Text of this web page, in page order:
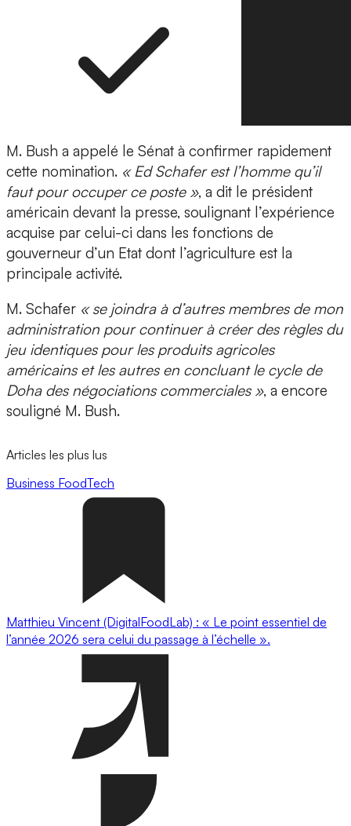
M. Bush a appelé le Sénat à confirmer rapidement
cette nomination. « Ed Schafer est l’homme qu’il
faut pour occuper ce poste », a dit le président
américain devant la presse, soulignant l’expérience
acquise par celui-ci dans les fonctions de
gouverneur d’un Etat dont l’agriculture est la
principale activité.
M. Schafer « se joindra à d’autres membres de mon
administration pour continuer à créer des règles du
jeu identiques pour les produits agricoles
américains et les autres en concluant le cycle de
Doha des négociations commerciales », a encore
souligné M. Bush.
Articles les plus lus
Business FoodTech
Matthieu Vincent (DigitalFoodLab) : « Le point essentiel de
l’année 2026 sera celui du passage à l’échelle ».